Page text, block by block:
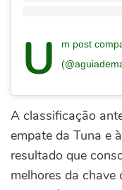
Um post
A classificação
empate da Tuna e
resultado que
melhores da